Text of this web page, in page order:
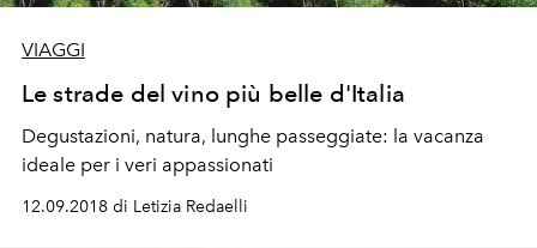
VIAGGI
Le strade del vino più belle d'Italia
Degustazioni, natura, lunghe passeggiate: la vacanza
ideale per i veri appassionati
12.09.2018 di Letizia Redaelli